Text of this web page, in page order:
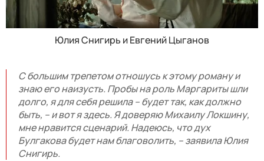
Юлия Снигирь и Евгений Цыганов
С большим трепетом отношусь к этому роману и
знаю его наизусть. Пробы на роль Маргариты шли
долго, я для себя решила – будет так, как должно
быть, – и вот я здесь. Я доверяю Михаилу Локшину,
мне нравится сценарий. Надеюсь, что дух
Булгакова будет нам благоволить, – заявила Юлия
Снигирь.